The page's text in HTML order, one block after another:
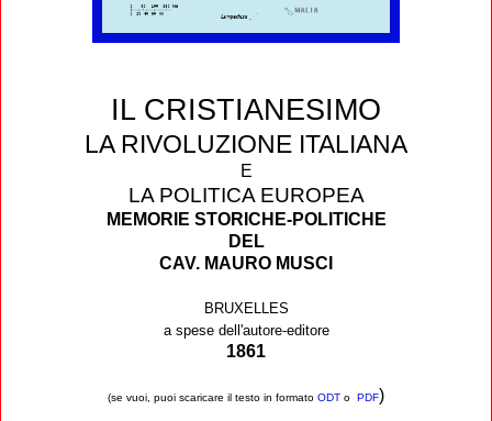
IL CRISTIANESIMO
LA RIVOLUZIONE ITALIANA
E
LA POLITICA EUROPEA
MEMORIE STORICHE-POLITICHE
DEL
CAV. MAURO MUSCI
BRUXELLES
a spese dell'autore-editore
1861
(se vuoi, puoi scaricare il testo in formato ODT o PDF)